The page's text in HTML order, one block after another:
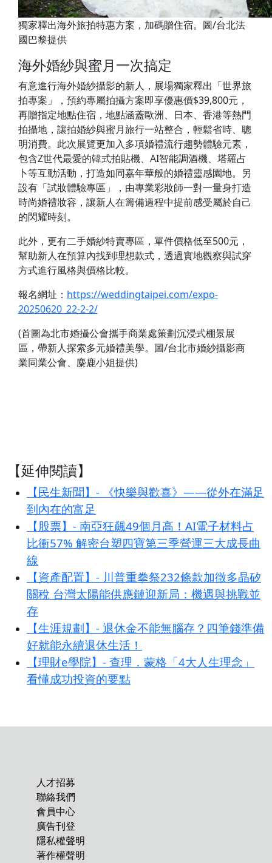
獨家釋出海外旅拍特惠方案，加碼贈住宿。圖/台北法
國巴黎提供
海外婚紗與蜜月一次搞定
有意進行海外婚紗攝影的新人，展場獨家釋出「世界旅
拍專案」，預約專屬拍攝方案即享優惠價$39,800元，
再贈指定地點住宿，地點涵蓋歐洲、日本、香港等熱門
拍攝地，讓拍婚紗與蜜月旅行一站整合，輕鬆省時、聰
明消費。此次展覽更加入多項婚禮流行趨勢體驗元素，
包含Z世代最愛的韓式拍貼機、AI智能調酒機、塔羅占
卜等互動活動，打造如同嘉年華般的婚禮靈感園地。另
設有「試妝體驗專區」，由專業彩妝師一對一量身打造
時尚婚禮妝容，讓新人在籌備過程中提前感受屬於自己
的閃耀時刻。
此外，更有二手婚紗特賣專區，單件價格低至500元，
幫助新人在預算內找到理想款式，透過實地觀察與試穿
方式進行風格與價格比較。
報名網址： https://weddingtaipei.com/expo-
20250620_22-2-2/
(首圖為北市婚攝公會攜手商業處策劃沉浸式棚景展
區，帶新人探索多元婚禮美學。圖/台北市婚紗攝影商
業同業公會、麋鹿小姐提供)
【延伸閱讀】
【民生新聞】- 《快樂與歡喜》——從外在滿足
到內在的富足
【股票】- 南亞狂飆49個月高！AI電子材料占
比衝57% 解密台塑四寶第三季營運三大成長曲
線
【資產配置】- 川普重拳祭232條款加徵多晶矽
關稅 台灣太陽能供應鏈迎新局：機遇與挑戰並
存
【生涯規劃】- 退休金不能無腦存？四筆錢準備
好就能永續退休生活！
【理財e學院】- 查理．蒙格「4大人生理念」
看懂成功投資的要點
人才招募
聯絡我們
會員中心
廣告刊登
隱私權聲明
著作權聲明